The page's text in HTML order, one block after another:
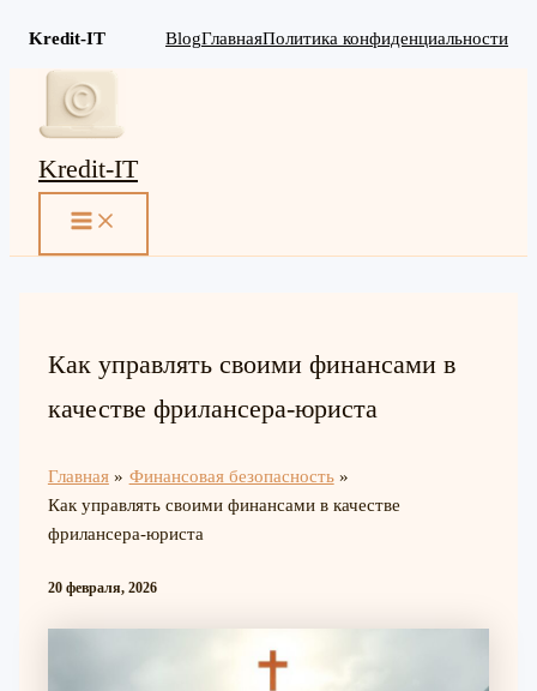
Kredit-IT BlogГлавнаяПолитика конфиденциальности
Перейти
содержимому
Kredit-IT
MAIN
Как управлять своими финансами в
качестве фрилансера-юриста
Главная
Финансовая безопасность
Как управлять своими финансами в качестве
фрилансера-юриста
20 февраля, 2026